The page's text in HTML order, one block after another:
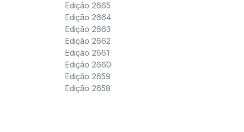
Edição 2665
Edição 2664
Edição 2663
Edição 2662
Edição 2661
Edição 2660
Edição 2659
Edição 2658